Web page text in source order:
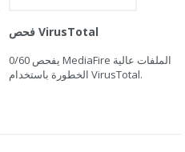
فحص VirusTotal
0/60
الخطورة باستخدام VirusTotal.